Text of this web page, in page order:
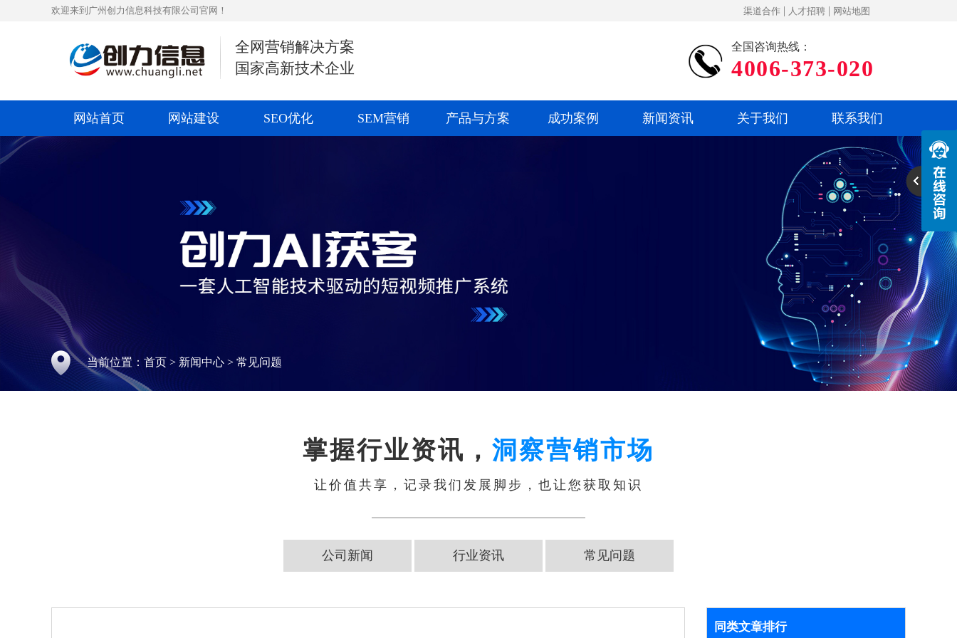
欢迎来到广州创力信息科技有限公司官网！ 渠道合作 | 人才招聘 | 网站地图
全网营销解决方案
国家高新技术企业
全国咨询热线：
4006-373-020
网站首页 网站建设 SEO优化 SEM营销 产品与方案 成功案例 新闻资讯 关于我们 联系我们
当前位置： 首页 > 新闻中心 > 常见问题
掌握行业资讯， 洞察营销市场
让价值共享，记录我们发展脚步，也让您获取知识
公司新闻 行业资讯 常见问题
同类文章排行